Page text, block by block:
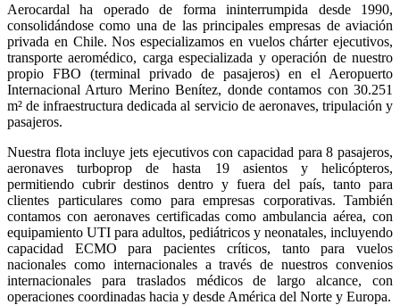
Aerocardal ha operado de forma ininterrumpida desde 1990,
consolidándose como una de las principales empresas de aviación
privada en Chile. Nos especializamos en vuelos chárter ejecutivos,
transporte aeromédico, carga especializada y operación de nuestro
propio FBO (terminal privado de pasajeros) en el Aeropuerto
Internacional Arturo Merino Benítez, donde contamos con 30.251
m² de infraestructura dedicada al servicio de aeronaves, tripulación y
pasajeros.
Nuestra flota incluye jets ejecutivos con capacidad para 8 pasajeros,
aeronaves turboprop de hasta 19 asientos y helicópteros,
permitiendo cubrir destinos dentro y fuera del país, tanto para
clientes particulares como para empresas corporativas. También
contamos con aeronaves certificadas como ambulancia aérea, con
equipamiento UTI para adultos, pediátricos y neonatales, incluyendo
capacidad ECMO para pacientes críticos, tanto para vuelos
nacionales como internacionales a través de nuestros convenios
internacionales para traslados médicos de largo alcance, con
operaciones coordinadas hacia y desde América del Norte y Europa.